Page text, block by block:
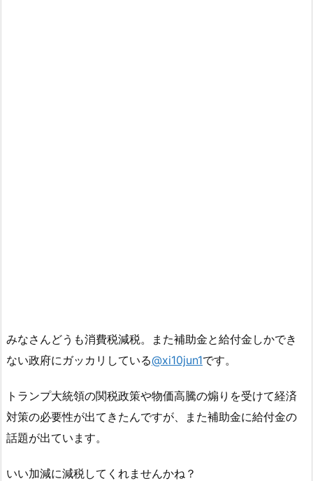
みなさんどうも消費税減税。また補助金と給付金しかでき
ない政府にガッカリしている@xi10jun1です。
トランプ大統領の関税政策や物価高騰の煽りを受けて経済
対策の必要性が出てきたんですが、また補助金に給付金の
話題が出ています。
いい加減に減税してくれませんかね？